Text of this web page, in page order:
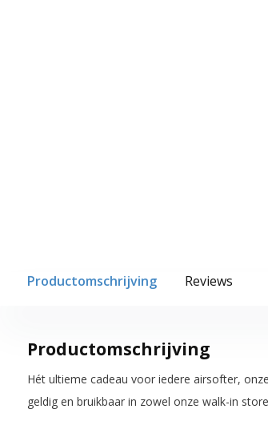
Productomschrijving Reviews
Productomschrijving
Hét ultieme cadeau voor iedere airsofter,
geldig en bruikbaar in zowel onze walk-in